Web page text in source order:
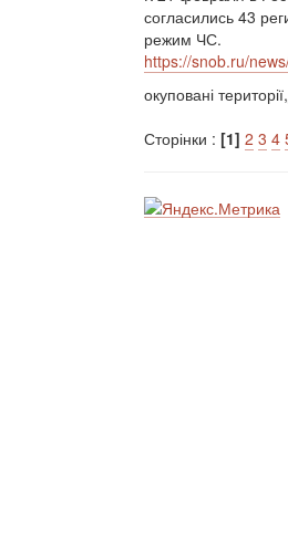
согласились 43
режим ЧС.
https://snob.ru/
окуповані
Сторінки : [1] 2 3 4